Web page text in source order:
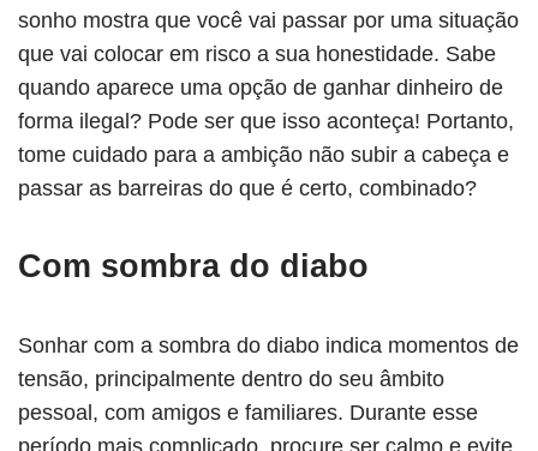
sonho mostra que você vai passar por uma situação
que vai colocar em risco a sua honestidade. Sabe
quando aparece uma opção de ganhar dinheiro de
forma ilegal? Pode ser que isso aconteça! Portanto,
tome cuidado para a ambição não subir a cabeça e
passar as barreiras do que é certo, combinado?
Com sombra do diabo
Sonhar com a sombra do diabo indica momentos de
tensão, principalmente dentro do seu âmbito
pessoal, com amigos e familiares. Durante esse
período mais complicado, procure ser calmo e evite